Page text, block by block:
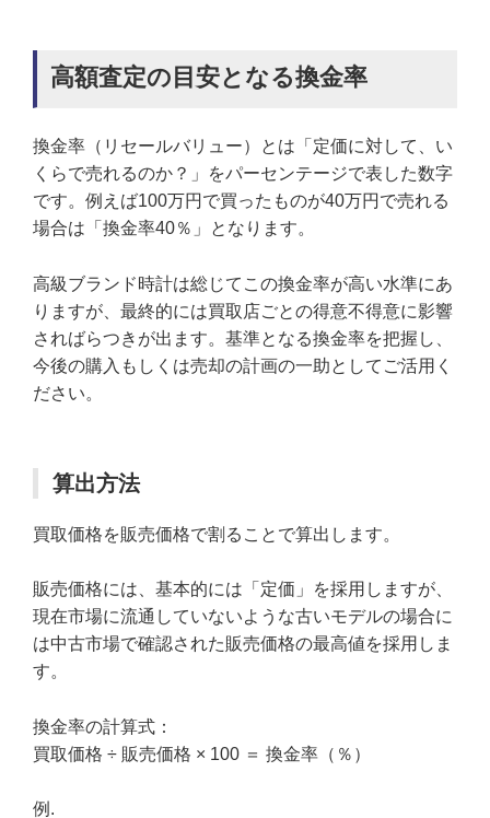
高額査定の目安となる換金率
換金率（リセールバリュー）とは「定価に対して、い
くらで売れるのか？」をパーセンテージで表した数字
です。例えば100万円で買ったものが40万円で売れる
場合は「換金率40％」となります。
高級ブランド時計は総じてこの換金率が高い水準にあ
りますが、最終的には買取店ごとの得意不得意に影響
さればらつきが出ます。基準となる換金率を把握し、
今後の購入もしくは売却の計画の一助としてご活用く
ださい。
算出方法
買取価格を販売価格で割ることで算出します。
販売価格には、基本的には「定価」を採用しますが、
現在市場に流通していないような古いモデルの場合に
は中古市場で確認された販売価格の最高値を採用しま
す。
換金率の計算式：
買取価格 ÷ 販売価格 × 100 ＝ 換金率（％）
例.